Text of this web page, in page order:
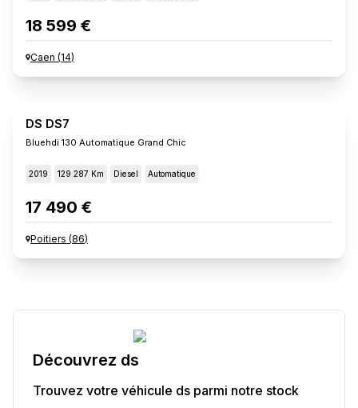
18 599 €
Caen (14)
DS DS7
Bluehdi 130 Automatique Grand Chic
2019 129 287 Km Diesel Automatique
17 490 €
Poitiers (86)
Découvrez ds
Trouvez votre véhicule ds parmi notre stock